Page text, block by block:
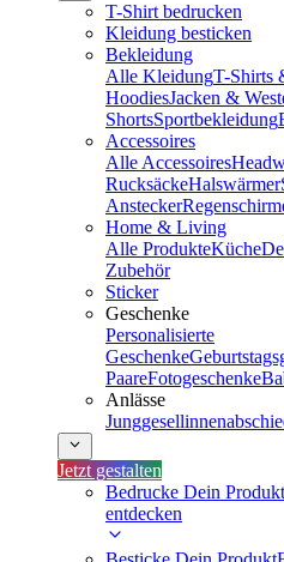
T-Shirt bedrucken
Kleidung besticken
Bekleidung
Alle KleidungT-Shirts
HoodiesJacken &
ShortsSportbekleidung
Accessoires
Alle Accessoires
RucksäckeHalswärmer
Anstecker
Home & Living
Alle ProdukteKüche
Zubehör
Sticker
Geschenke
Personalisierte
Geschenke
PaareFotogeschenke
Anlässe
Jetzt gestalten
Bedrucke Dein Produkt
entdecken